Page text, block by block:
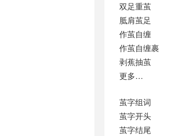
双足重茧
胝肩茧足
作茧自缠
作茧自缠裹
剥蕉抽茧
更多…
茧字组词
茧字开头
茧字结尾